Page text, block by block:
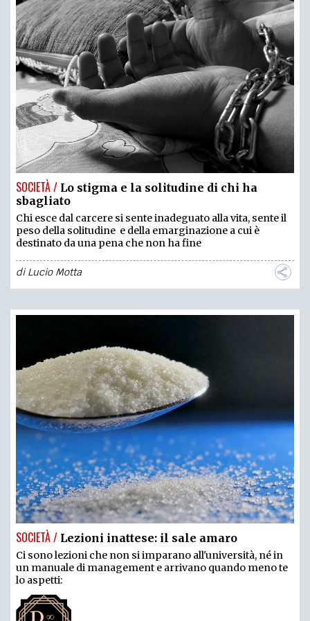
SOCIETÀ / Lo stigma e la solitudine di chi ha
sbagliato
Chi esce dal carcere si sente inadeguato alla vita, sente il
peso della solitudine e della emarginazione a cui è
destinato da una pena che non ha fine
diLucio Motta
SOCIETÀ / Lezioni inattese: il sale amaro
Ci sono lezioni che non si imparano all'università, né in
un manuale di management e arrivano quando meno te
lo aspetti: